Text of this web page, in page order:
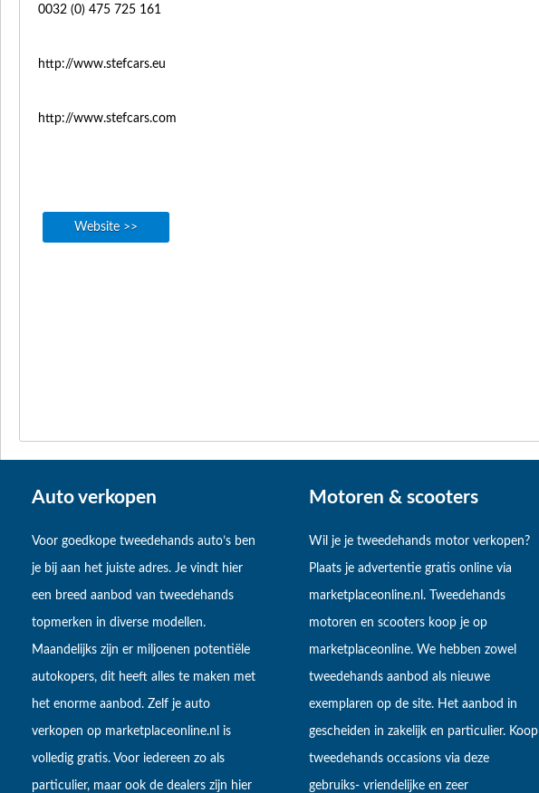
0032 (0) 475 725 161
http://www.stefcars.eu
http://www.stefcars.com
Website >>
Auto verkopen
Voor goedkope tweedehands auto’s ben
je bij aan het juiste adres. Je vindt hier
een breed aanbod van tweedehands
topmerken in diverse modellen.
Maandelijks zijn er miljoenen potentiële
autokopers, dit heeft alles te maken met
het enorme aanbod. Zelf je auto
verkopen op marketplaceonline.nl is
volledig gratis. Voor iedereen zo als
particulier, maar ook de dealers zijn hier
Motoren & scooters
Wil je je tweedehands motor verkopen?
Plaats je advertentie gratis online via
marketplaceonline.nl. Tweedehands
motoren en scooters koop je op
marketplaceonline. We hebben zowel
tweedehands aanbod als nieuwe
exemplaren op de site. Het aanbod in
gescheiden in zakelijk en particulier. Koop
tweedehands occasions via deze
gebruiks- vriendelijke en zeer